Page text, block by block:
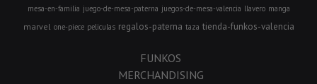
mesa-en-familia juego-de-mesa-paterna juegos-de-mesa-valencia llavero manga
marvel one-piece peliculas regalos-paterna taza tienda-funkos-valencia
FUNKOS
MERCHANDISING